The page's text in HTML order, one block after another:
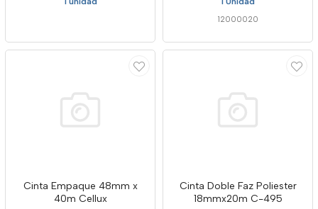
12000020
Cinta Empaque 48mm x
40m Cellux
Cinta Doble Faz Poliester
18mmx20m C-495